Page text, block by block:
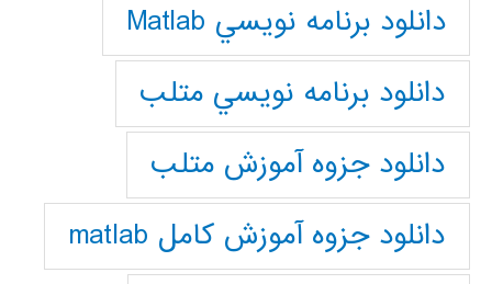
دانلود برنامه نويسي Matlab
دانلود برنامه نويسي متلب
دانلود جزوه آموزش متلب
دانلود جزوه آموزش کامل matlab